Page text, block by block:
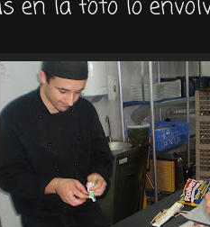
en la foto lo